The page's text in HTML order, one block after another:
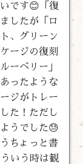
です😊「復
したが「ロ
、グリーン
ージの復刻
ーベリー」
ったような
ジがトレー
た！ただし
うでした😓
ちょっと書
いう時は観